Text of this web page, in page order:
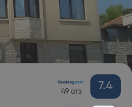
49 отз. 7.4